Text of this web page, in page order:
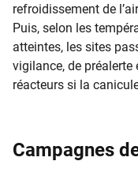
refroidissement de
Puis, selon les
atteintes, les sites
vigilance, de préalerte
réacteurs si la
Campagnes